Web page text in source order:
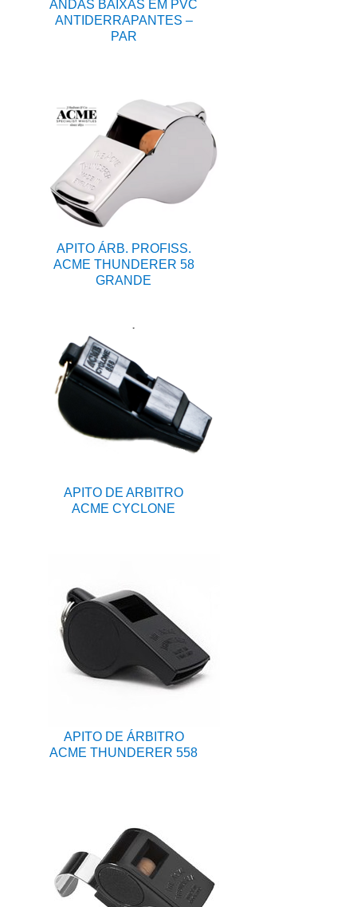
ANDAS BAIXAS EM PVC
ANTIDERRAPANTES –
PAR
APITO ÁRB. PROFISS.
ACME THUNDERER 58
GRANDE
APITO DE ARBITRO
ACME CYCLONE
APITO DE ÁRBITRO
ACME THUNDERER 558